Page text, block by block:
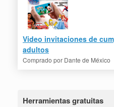
Video invitaciones de
adultos
Comprado por Dante de México
Herramientas gratuitas